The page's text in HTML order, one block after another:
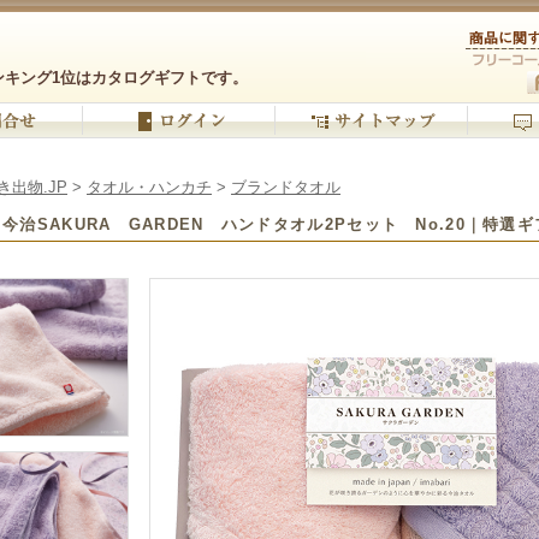
ング1位はカタログギフトです。
出物.JP > タオル・ハンカチ > ブランドタオル
今治SAKURA GARDEN ハンドタオル2Pセット No.20｜特選ギ